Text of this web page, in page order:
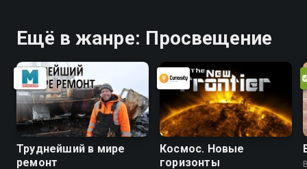
Ещё в жанре: Просвещение
Труднейший в мире
ремонт
Космос. Новые
горизонты